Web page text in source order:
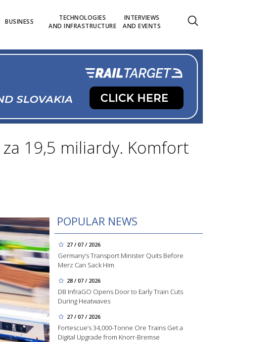
BUSINESS
TECHNOLOGIES
AND INFRASTRUCTURE
INTERVIEWS
AND EVENTS
19,5 miliardy. Komfort
POPULAR NEWS
27 / 07 / 2026
Germany’s Transport Minister Quits Before
Merz Can Sack Him
28 / 07 / 2026
DB InfraGO Opens Door to Early Train Cuts
During Heatwaves
27 / 07 / 2026
Fortescue’s 34,000-Tonne Ore Trains Get a
Digital Upgrade from Knorr-Bremse